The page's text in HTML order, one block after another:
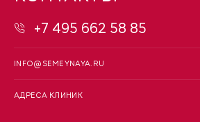
+7 495 662 58 85
INFO@SEMEYNAYA.RU
АДРЕСА КЛИНИК